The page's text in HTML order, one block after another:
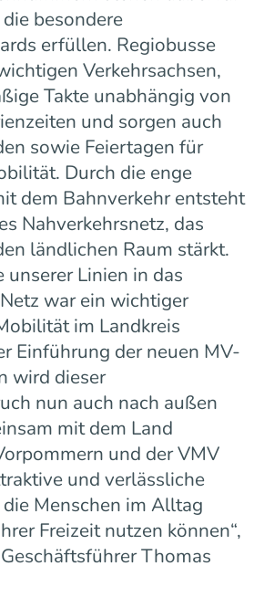
besondere
erfüllen. Regiobusse
Verkehrsachsen,
Takte unabhängig von
und sorgen auch
sowie Feiertagen für
Durch die enge
dem Bahnverkehr entsteht
Nahverkehrsnetz, das
ländlichen Raum stärkt.
unserer Linien in das
war ein wichtiger
im Landkreis
Einführung der neuen MV-
wird dieser
nun auch nach außen
mit dem Land
und der VMV
und verlässliche
Menschen im Alltag
Freizeit nutzen können“,
Thomas